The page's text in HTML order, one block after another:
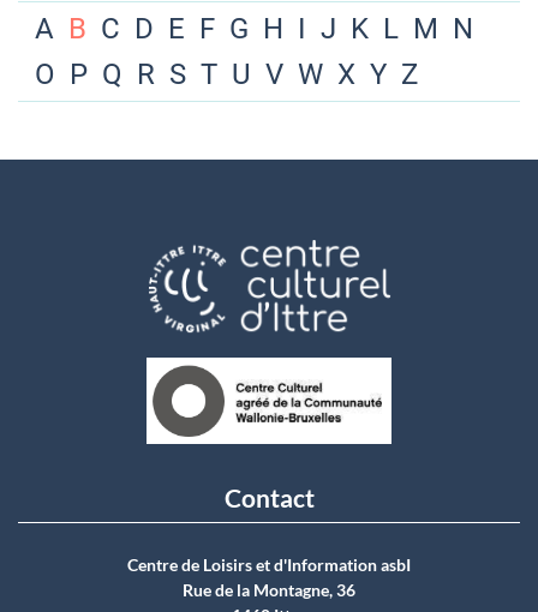
A B C D E F G H I J K L M N
O P Q R S T U V W X Y Z
Contact
Centre de Loisirs et d'Information asbI
Rue de la Montagne, 36